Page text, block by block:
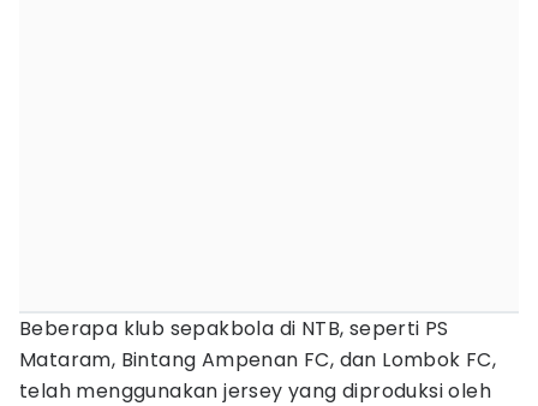
Beberapa klub sepakbola di NTB, seperti PS
Mataram, Bintang Ampenan FC, dan Lombok FC,
telah menggunakan jersey yang diproduksi oleh